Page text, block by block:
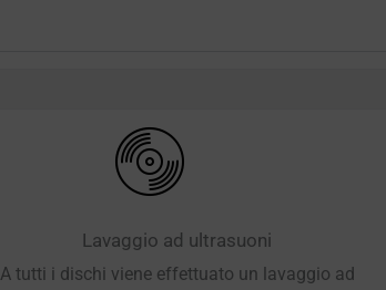
Lavaggio ad ultrasuoni
A tutti i dischi viene effettuato un lavaggio ad